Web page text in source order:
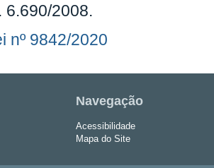
6.690/2008.
nº 9842/2020
Navegação
Acessibilidade
Mapa do Site